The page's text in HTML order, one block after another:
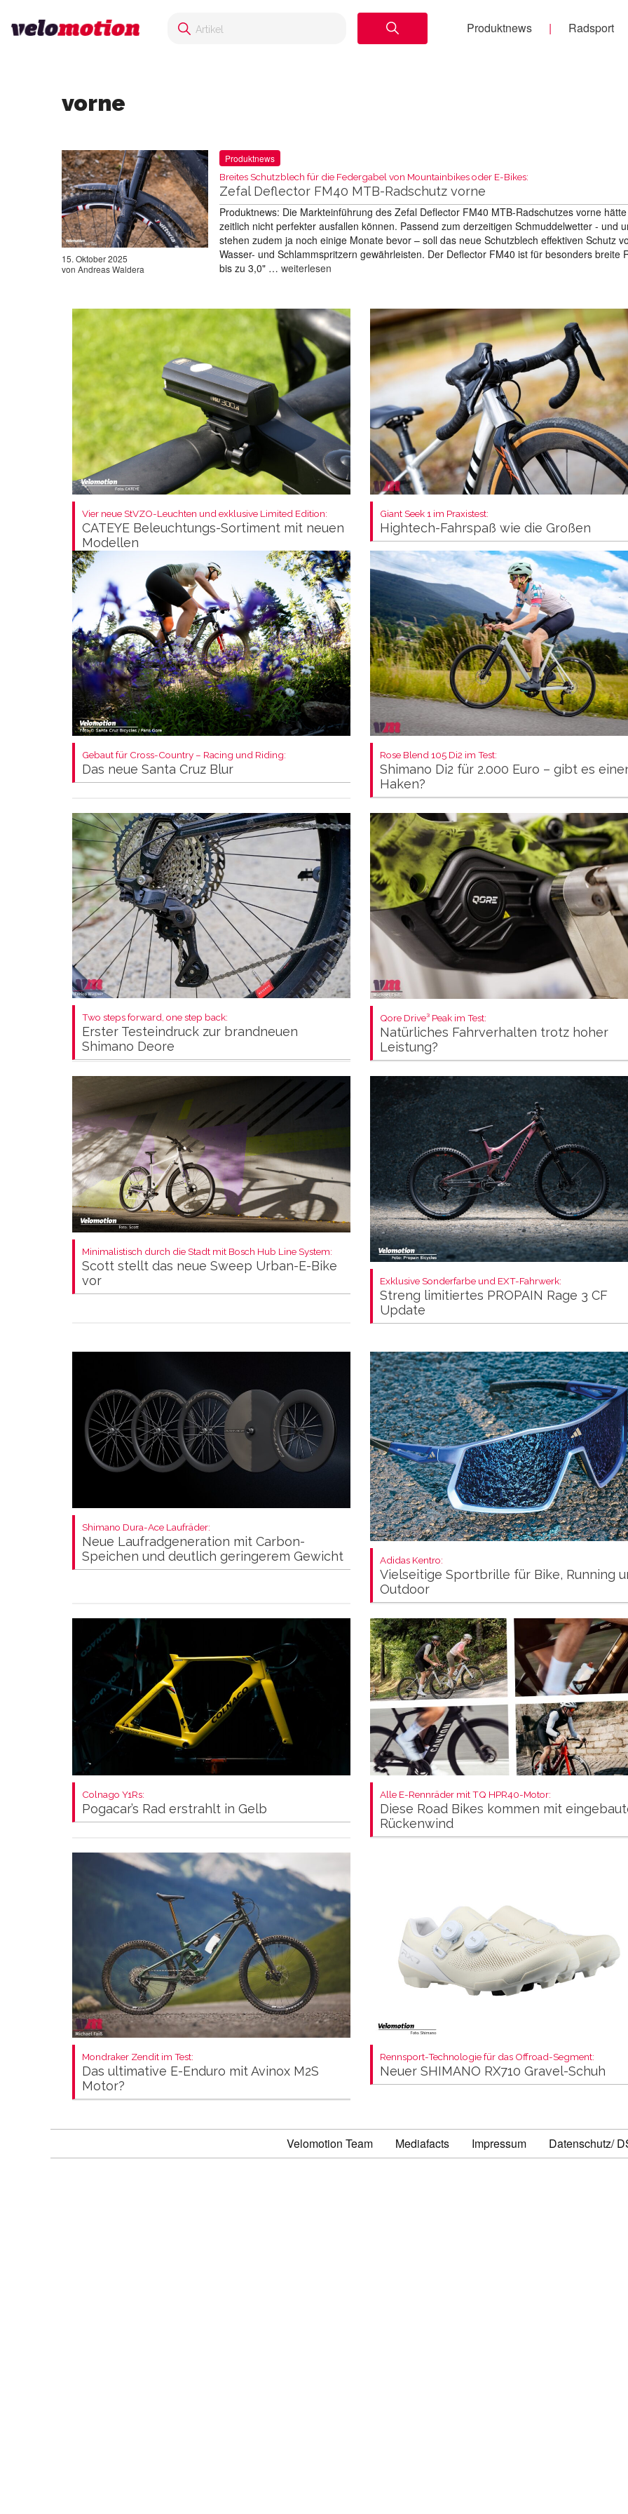
Produktnews Radsport
vorne
15. Oktober 2025
von Andreas Waldera
Produktnews
Breites Schutzblech für die Federgabel von Mountainbikes oder E-Bikes:
Zefal Deflector FM40 MTB-Radschutz vorne
Produktnews: Die Markteinführung des Zefal Deflector FM40 MTB-Radschutzes vorne hätte
zeitlich nicht perfekter ausfallen können. Passend zum derzeitigen Schmuddelwetter - und
stehen zudem ja noch einige Monate bevor – soll das neue Schutzblech effektiven Schutz
Wasser- und Schlammspritzern gewährleisten. Der Deflector FM40 ist für besonders breite
bis zu 3,0" … weiterlesen
Vier neue StVZO-Leuchten und exklusive Limited Edition:
CATEYE Beleuchtungs-Sortiment mit neuen
Modellen
Giant Seek 1 im Praxistest:
Hightech-Fahrspaß wie die Großen
Gebaut für Cross-Country – Racing und Riding:
Das neue Santa Cruz Blur
Rose Blend 105 Di2 im Test:
Shimano Di2 für 2.000 Euro – gibt es
Haken?
Two steps forward, one step back:
Erster Testeindruck zur brandneuen
Shimano Deore
Qore Drive³ Peak im Test:
Natürliches Fahrverhalten trotz hoher
Leistung?
Minimalistisch durch die Stadt mit Bosch Hub Line System:
Scott stellt das neue Sweep Urban-E-Bike
vor
Exklusive Sonderfarbe und EXT-Fahrwerk:
Streng limitiertes PROPAIN Rage 3 CF
Update
Shimano Dura-Ace Laufräder:
Neue Laufradgeneration mit Carbon-
Speichen und deutlich geringerem Gewicht
Adidas Kentro:
Vielseitige Sportbrille für Bike, Running
Outdoor
Colnago Y1Rs:
Pogacar’s Rad erstrahlt in Gelb
Alle E-Rennräder mit TQ HPR40-Motor:
Diese Road Bikes kommen mit
Rückenwind
Mondraker Zendit im Test:
Das ultimative E-Enduro mit Avinox M2S
Motor?
Rennsport-Technologie für das Offroad-Segment:
Neuer SHIMANO RX710 Gravel-Schuh
Velomotion Team Mediafacts Impressum Datenschutz/